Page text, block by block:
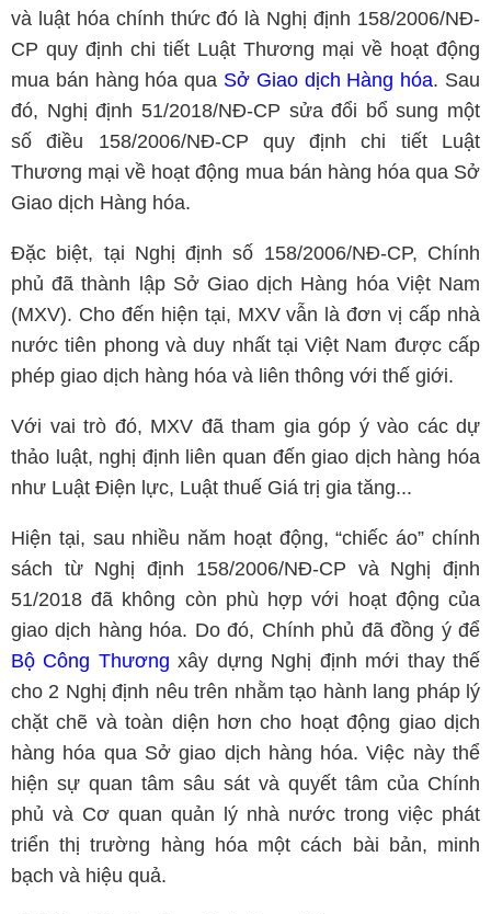
và luật hóa chính thức đó là Nghị định 158/2006/NĐ-
CP quy định chi tiết Luật Thương mại về hoạt động
mua bán hàng hóa qua Sở Giao dịch Hàng hóa. Sau
đó, Nghị định 51/2018/NĐ-CP sửa đổi bổ sung một
số điều 158/2006/NĐ-CP quy định chi tiết Luật
Thương mại về hoạt động mua bán hàng hóa qua Sở
Giao dịch Hàng hóa.
Đặc biệt, tại Nghị định số 158/2006/NĐ-CP, Chính
phủ đã thành lập Sở Giao dịch Hàng hóa Việt Nam
(MXV). Cho đến hiện tại, MXV vẫn là đơn vị cấp nhà
nước tiên phong và duy nhất tại Việt Nam được cấp
phép giao dịch hàng hóa và liên thông với thế giới.
Với vai trò đó, MXV đã tham gia góp ý vào các dự
thảo luật, nghị định liên quan đến giao dịch hàng hóa
như Luật Điện lực, Luật thuế Giá trị gia tăng...
Hiện tại, sau nhiều năm hoạt động, “chiếc áo” chính
sách từ Nghị định 158/2006/NĐ-CP và Nghị định
51/2018 đã không còn phù hợp với hoạt động của
giao dịch hàng hóa. Do đó, Chính phủ đã đồng ý để
Bộ Công Thươngxây dựng Nghị định mới thay thế
cho 2 Nghị định nêu trên nhằm tạo hành lang pháp lý
chặt chẽ và toàn diện hơn cho hoạt động giao dịch
hàng hóa qua Sở giao dịch hàng hóa. Việc này thể
hiện sự quan tâm sâu sát và quyết tâm của Chính
phủ và Cơ quan quản lý nhà nước trong việc phát
triển thị trường hàng hóa một cách bài bản, minh
bạch và hiệu quả.